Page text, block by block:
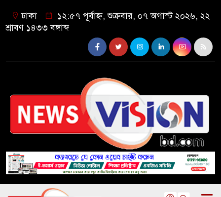
ঢাকা
১২:৫৭ পূর্বাহ্ন, শুক্রবার, ০৭ অগাস্ট ২০২৬, ২২
শ্রাবণ ১৪৩৩ বঙ্গাব্দ